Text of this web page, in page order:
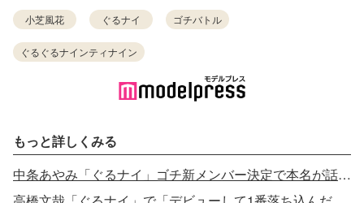
小芝風花 ぐるナイ ゴチバトル
ぐるぐるナインティナイン
もっと詳しくみる
中条あやみ「ぐるナイ」ゴチ新メンバー決定で本名が話題に